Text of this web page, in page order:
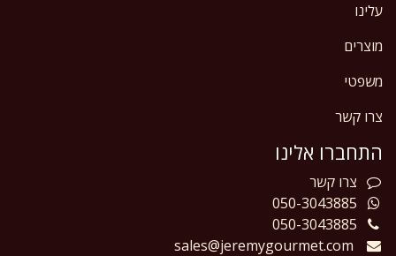
עלינו
מוצרים
משפטי
צרו קשר
התחברו אלינו
צרו קשר
050-3043885
050-3043885
sales@jeremygourmet.com